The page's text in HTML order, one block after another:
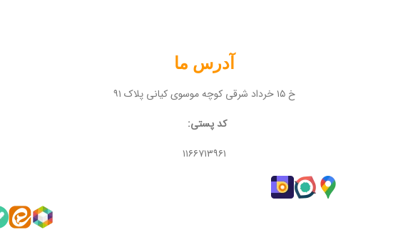
آدرس ما
خ ۱۵ خرداد شرقی کوچه موسوی کیانی پلاک ۹۱
کد پستی:
۱۱۶۶۷۱۳۹۶۱